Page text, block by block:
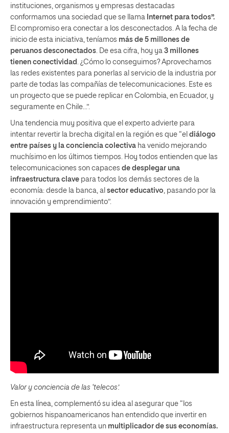
instituciones, organismos y empresas destacadas
conformamos una sociedad que se llama
Internet para todos”.
El compromiso era conectar a los desconectados. A la fecha de
inicio de esta iniciativa, teníamos más de 5 millones de
peruanos desconectados . De esa cifra, hoy ya 3 millones
tienen conectividad . ¿Cómo lo conseguimos? Aprovechamos
las redes existentes para ponerlas al servicio de la industria por
parte de todas las compañías de telecomunicaciones. Este es
un proyecto que se puede replicar en Colombia, en Ecuador, y
seguramente en Chile…”.
Una tendencia muy positiva que el experto advierte para
intentar revertir la brecha digital en la región es que “el diálogo
entre países y la conciencia colectiva ha venido mejorando
muchísimo en los últimos tiempos. Hoy todos entienden que las
telecomunicaciones son capaces de desplegar una
infraestructura clave para todos los demás sectores de la
economía: desde la banca, al sector educativo , pasando por la
innovación y emprendimiento”.
Valor y conciencia de las ‘telecos’.
En esta línea, complementó su idea al asegurar que “los
gobiernos hispanoamericanos han entendido que invertir en
infraestructura representa un multiplicador de sus economías.